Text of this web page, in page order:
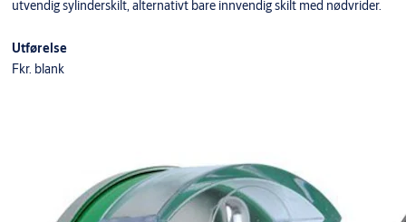
utvendig sylinderskilt, alternativt bare innvendig skilt med nødvrider.
Utførelse
Fkr. blank